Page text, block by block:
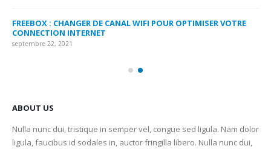
FREEBOX : CHANGER DE CANAL WIFI POUR OPTIMISER VOTRE
CONNECTION INTERNET
septembre 22, 2021
ABOUT US
Nulla nunc dui, tristique in semper vel, congue sed ligula. Nam dolor
ligula, faucibus id sodales in, auctor fringilla libero. Nulla nunc dui,